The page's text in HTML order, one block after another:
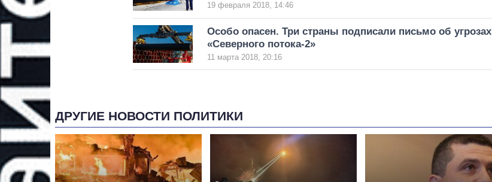
19 февраля 2018, 14:46
Особо опасен. Три страны подписали письмо об угрозах
«Северного потока-2»
11 марта 2018, 20:16
ДРУГИЕ НОВОСТИ ПОЛИТИКИ